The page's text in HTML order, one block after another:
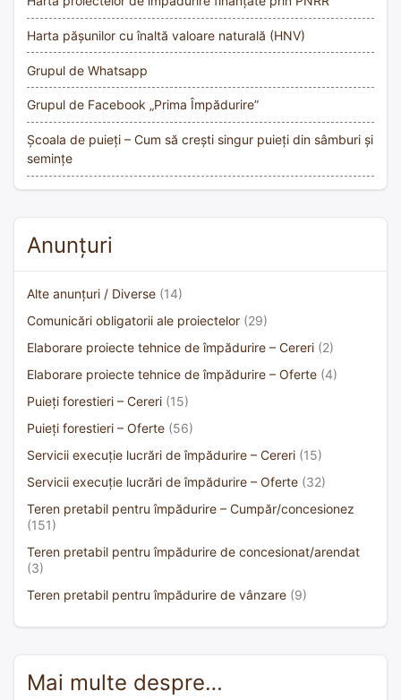
Harta pășunilor cu înaltă valoare naturală (HNV)
Grupul de Whatsapp
Grupul de Facebook „Prima Împădurire”
Școala de puieți – Cum să crești singur puieți din sâmburi și
semințe
Anunțuri
Alte anunțuri / Diverse (14)
Comunicări obligatorii ale proiectelor (29)
Elaborare proiecte tehnice de împădurire – Cereri (2)
Elaborare proiecte tehnice de împădurire – Oferte (4)
Puieți forestieri – Cereri (15)
Puieți forestieri – Oferte (56)
Servicii execuție lucrări de împădurire – Cereri (15)
Servicii execuție lucrări de împădurire – Oferte (32)
Teren pretabil pentru împădurire – Cumpăr/concesionez
(151)
Teren pretabil pentru împădurire de concesionat/arendat
(3)
Teren pretabil pentru împădurire de vânzare (9)
Mai multe despre…